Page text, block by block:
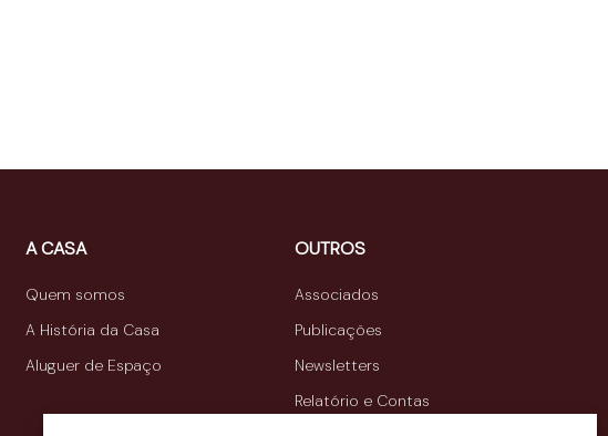
A CASA
Quem somos
A História da Casa
Aluguer de Espaço
OUTROS
Associados
Publicações
Newsletters
Relatório e Contas